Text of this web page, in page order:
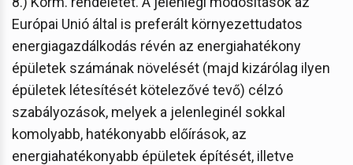
Európai Unió által is preferált környezettudatos
energiagazdálkodás révén az energiahatékony
épületek számának növelését (majd kizárólag ilyen
épületek létesítését kötelezővé tevő) célzó
szabályozások, melyek a jelenleginél sokkal
komolyabb, hatékonyabb előírások, az
energiahatékonyabb épületek építését, illetve